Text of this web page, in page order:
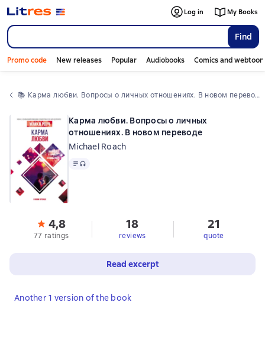
Find
Log in My Books
Promo code New releases Popular Audiobooks Comics and
📚 Карма любви. Вопросы о личных отношениях. В новом переводе
Карма любви. Вопросы о личных
отношениях. В новом переводе
Michael Roach
Text, audio format available
4,8
77 ratings
18
reviews
21
quote
Read excerpt
Another 1 version of the book